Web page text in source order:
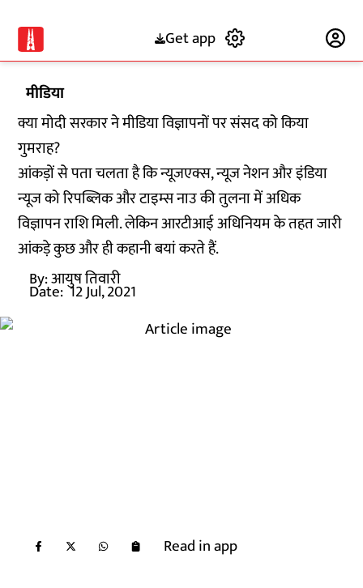
Get app
मीडिया
क्या मोदी सरकार ने मीडिया विज्ञापनों पर संसद को किया
गुमराह?
आंकड़ों से पता चलता है कि न्यूजएक्स, न्यूज नेशन और इंडिया
न्यूज को रिपब्लिक और टाइम्स नाउ की तुलना में अधिक
विज्ञापन राशि मिली. लेकिन आरटीआई अधिनियम के तहत जारी
आंकड़े कुछ और ही कहानी बयां करते हैं.
By:आयुष तिवारी
Date: 12 Jul, 2021
Read in app